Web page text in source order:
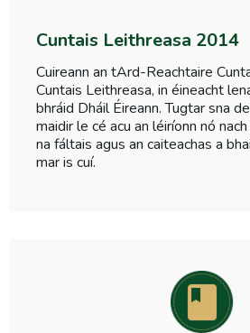
Cuntais Leithreasa 2014
Cuireann an tArd-Reachtaire
Cuntais Leithreasa, in éineacht
bhráid Dháil Éireann. Tugtar sna
maidir le cé acu an léiríonn nó
na fáltais agus an caiteachas a
mar is cuí.